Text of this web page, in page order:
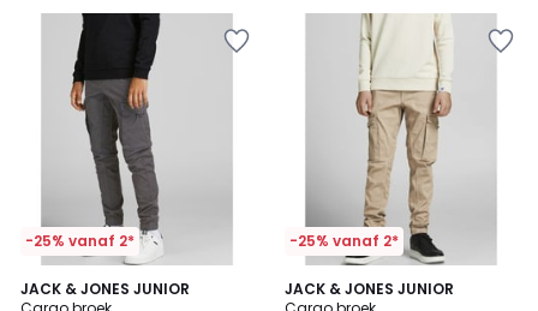
-25% vanaf 2*
JACK & JONES JUNIOR
4,6
/ 5
-25% vanaf 2*
JACK & JONES JUNIOR
5
/